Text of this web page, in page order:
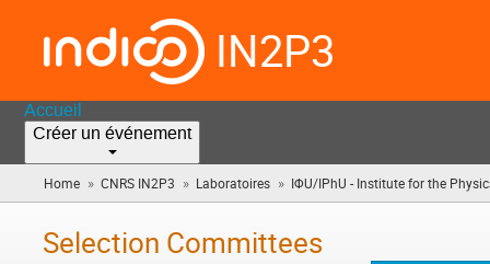
IN2P3
Accueil
Créer un événement
Home » CNRS IN2P3 » Laboratoires » IΦU/IPhU - Institute for the
Selection Committees